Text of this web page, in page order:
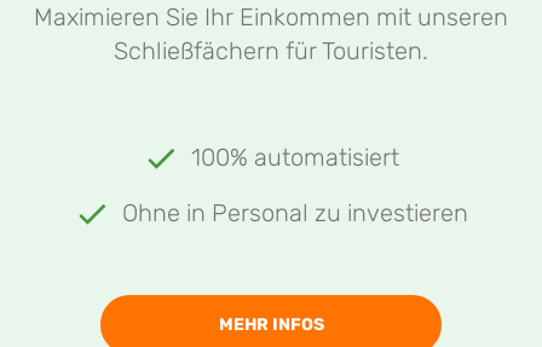
Maximieren Sie Ihr Einkommen mit unseren
Schließfächern für Touristen.
100% automatisiert
Ohne in Personal zu investieren
MEHR INFOS